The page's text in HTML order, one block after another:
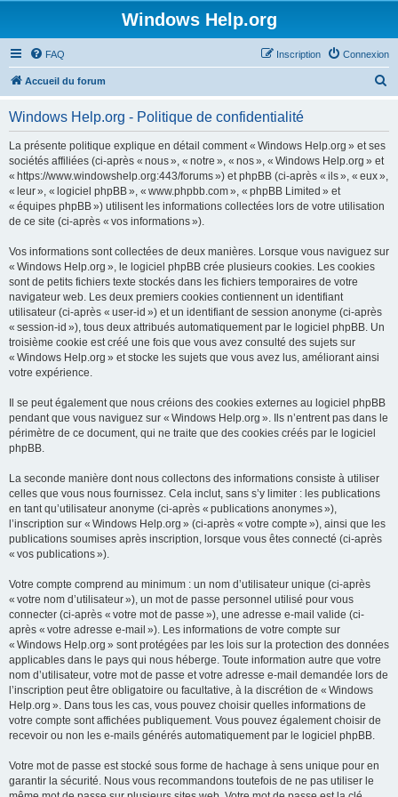
Windows Help.org
FAQ Connexion
Inscription
Accueil du forum
e
Windows Help.org - Politique de confidentialité
La présente politique explique en détail comment « Windows Help.org » et ses
sociétés affiliées (ci-après « nous », « notre », « nos », « Windows Help.org » et
« https://www.windowshelp.org:443/forums ») et phpBB (ci-après « ils », « eux »,
« leur », « logiciel phpBB », « www.phpbb.com », « phpBB Limited » et
« équipes phpBB ») utilisent les informations collectées lors de votre utilisation
de ce site (ci-après « vos informations »).
Vos informations sont collectées de deux manières. Lorsque vous naviguez sur
« Windows Help.org », le logiciel phpBB crée plusieurs cookies. Les cookies
sont de petits fichiers texte stockés dans les fichiers temporaires de votre
navigateur web. Les deux premiers cookies contiennent un identifiant
utilisateur (ci-après « user-id ») et un identifiant de session anonyme (ci-après
« session-id »), tous deux attribués automatiquement par le logiciel phpBB. Un
troisième cookie est créé une fois que vous avez consulté des sujets sur
« Windows Help.org » et stocke les sujets que vous avez lus, améliorant ainsi
votre expérience.
Il se peut également que nous créions des cookies externes au logiciel phpBB
pendant que vous naviguez sur « Windows Help.org ». Ils n’entrent pas dans le
périmètre de ce document, qui ne traite que des cookies créés par le logiciel
phpBB.
La seconde manière dont nous collectons des informations consiste à utiliser
celles que vous nous fournissez. Cela inclut, sans s’y limiter : les publications
en tant qu’utilisateur anonyme (ci-après « publications anonymes »),
l’inscription sur « Windows Help.org » (ci-après « votre compte »), ainsi que les
publications soumises après inscription, lorsque vous êtes connecté (ci-après
« vos publications »).
Votre compte comprend au minimum : un nom d’utilisateur unique (ci-après
« votre nom d’utilisateur »), un mot de passe personnel utilisé pour vous
connecter (ci-après « votre mot de passe »), une adresse e-mail valide (ci-
après « votre adresse e-mail »). Les informations de votre compte sur
« Windows Help.org » sont protégées par les lois sur la protection des données
applicables dans le pays qui nous héberge. Toute information autre que votre
nom d’utilisateur, votre mot de passe et votre adresse e-mail demandée lors de
l’inscription peut être obligatoire ou facultative, à la discrétion de « Windows
Help.org ». Dans tous les cas, vous pouvez choisir quelles informations de
votre compte sont affichées publiquement. Vous pouvez également choisir de
recevoir ou non les e-mails générés automatiquement par le logiciel phpBB.
Votre mot de passe est stocké sous forme de hachage à sens unique pour en
garantir la sécurité. Nous vous recommandons toutefois de ne pas utiliser le